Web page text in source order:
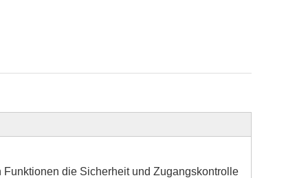
die Sicherheit und Zugangskontrolle